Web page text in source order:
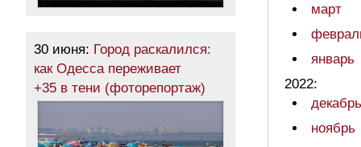
30 июня: Город раскалился:
как Одесса переживает
+35 в тени (фоторепортаж)
март
январь
2022:
декабрь
ноябрь